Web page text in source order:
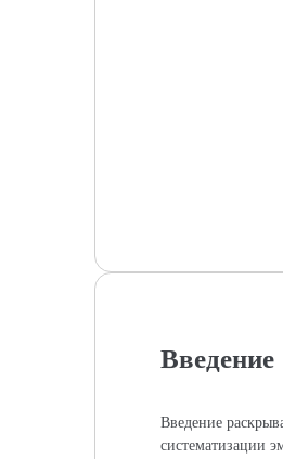
Введение
Введение
систематизации